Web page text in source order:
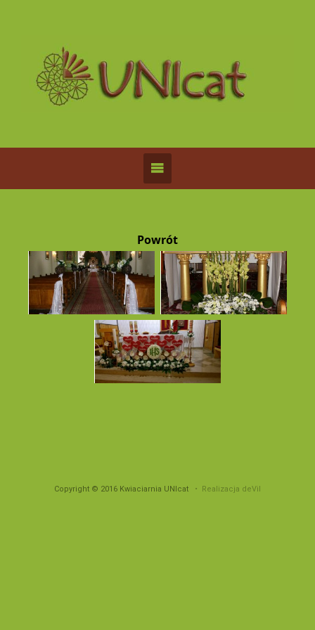
Powrót
Copyright © 2016 Kwiaciarnia UNIcat • Realizacja deVil